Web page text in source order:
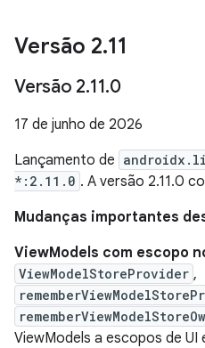
Versão 2.11
Versão 2.11.0
17 de junho de 2026
Lançamento de
*:2.11.0 . A versão 2.11.0
Mudanças importantes
ViewModels com escopo
ViewModelStoreProvider ,
ViewModels a escopos de